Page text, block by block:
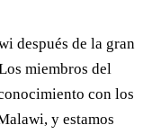
después de la gran
miembros del
con los
y estamos